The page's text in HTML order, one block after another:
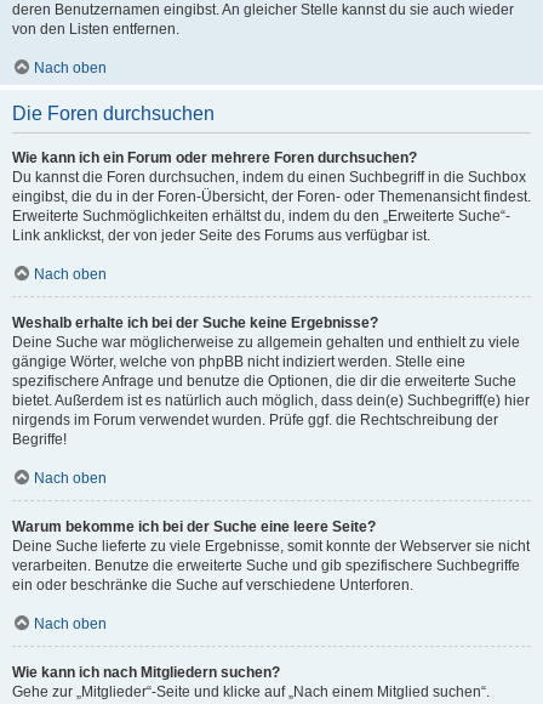
deren Benutzernamen eingibst. An gleicher Stelle kannst du sie auch wieder
von den Listen entfernen.
Nach oben
Die Foren durchsuchen
Wie kann ich ein Forum oder mehrere Foren durchsuchen?
Du kannst die Foren durchsuchen, indem du einen Suchbegriff in die Suchbox
eingibst, die du in der Foren-Übersicht, der Foren- oder Themenansicht findest.
Erweiterte Suchmöglichkeiten erhältst du, indem du den „Erweiterte Suche“-
Link anklickst, der von jeder Seite des Forums aus verfügbar ist.
Nach oben
Weshalb erhalte ich bei der Suche keine Ergebnisse?
Deine Suche war möglicherweise zu allgemein gehalten und enthielt zu viele
gängige Wörter, welche von phpBB nicht indiziert werden. Stelle eine
spezifischere Anfrage und benutze die Optionen, die dir die erweiterte Suche
bietet. Außerdem ist es natürlich auch möglich, dass dein(e) Suchbegriff(e) hier
nirgends im Forum verwendet wurden. Prüfe ggf. die Rechtschreibung der
Begriffe!
Nach oben
Warum bekomme ich bei der Suche eine leere Seite?
Deine Suche lieferte zu viele Ergebnisse, somit konnte der Webserver sie nicht
verarbeiten. Benutze die erweiterte Suche und gib spezifischere Suchbegriffe
ein oder beschränke die Suche auf verschiedene Unterforen.
Nach oben
Wie kann ich nach Mitgliedern suchen?
Gehe zur „Mitglieder“-Seite und klicke auf „Nach einem Mitglied suchen“.